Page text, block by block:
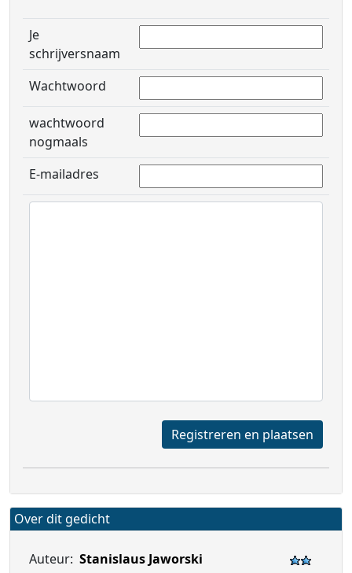
Je
schrijversnaam
Wachtwoord
wachtwoord
nogmaals
E-mailadres
Registreren en plaatsen
Over dit gedicht
Auteur: Stanislaus Jaworski